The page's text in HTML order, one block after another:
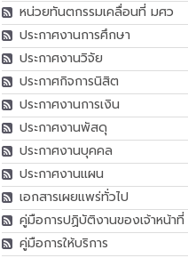
หน่วยทันตกรรมเคลื่อนที่ มศว
ประกาศงานการศึกษา
ประกาศงานวิจัย
ประกาศกิจการนิสิต
ประกาศงานการเงิน
ประกาศงานพัสดุ
ประกาศงานบุคคล
ประกาศงานแผน
เอกสารเผยแพร่ทั่วไป
คู่มือการปฏิบัติงานของเจ้าหน้าที่
คู่มือการให้บริการ